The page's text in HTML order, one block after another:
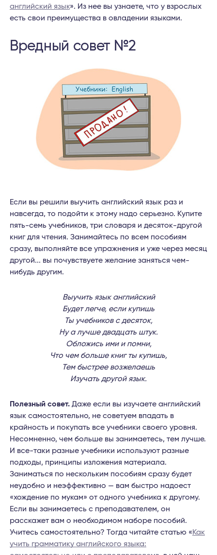
английский язык». Из нее вы узнаете, что у взрослых
есть свои преимущества в овладении языками.
Вредный совет №2
Если вы решили выучить английский язык раз и
навсегда, то подойти к этому надо серьезно. Купите
пять-семь учебников, три словаря и десяток-другой
книг для чтения. Занимайтесь по всем пособиям
сразу, выполняйте все упражнения и уже через месяц
другой... вы почувствуете желание заняться чем-
нибудь другим.
Выучить язык английский
Будет легче, если купишь
Ты учебников с десяток,
Ну а лучше двадцать штук.
Обложись ими и помни,
Что чем больше книг ты купишь,
Тем быстрее возжелаешь
Изучать другой язык.
Полезный совет. Даже если вы изучаете английский
язык самостоятельно, не советуем впадать в
крайность и покупать все учебники своего уровня.
Несомненно, чем больше вы занимаетесь, тем лучше.
И все-таки разные учебники используют разные
подходы, принципы изложения материала.
Заниматься по нескольким пособиям сразу будет
неудобно и неэффективно — вам быстро надоест
«хождение по мукам» от одного учебника к другому.
Если вы занимаетесь с преподавателем, он
расскажет вам о необходимом наборе пособий.
Учитесь самостоятельно? Тогда читайте статью «Как
учить грамматику английского языка: